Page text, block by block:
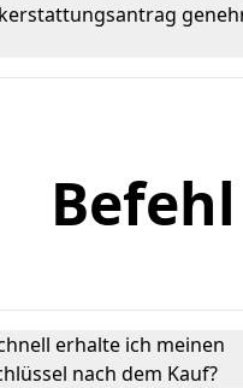
Befehl
erhalte ich meinen
nach dem Kauf?